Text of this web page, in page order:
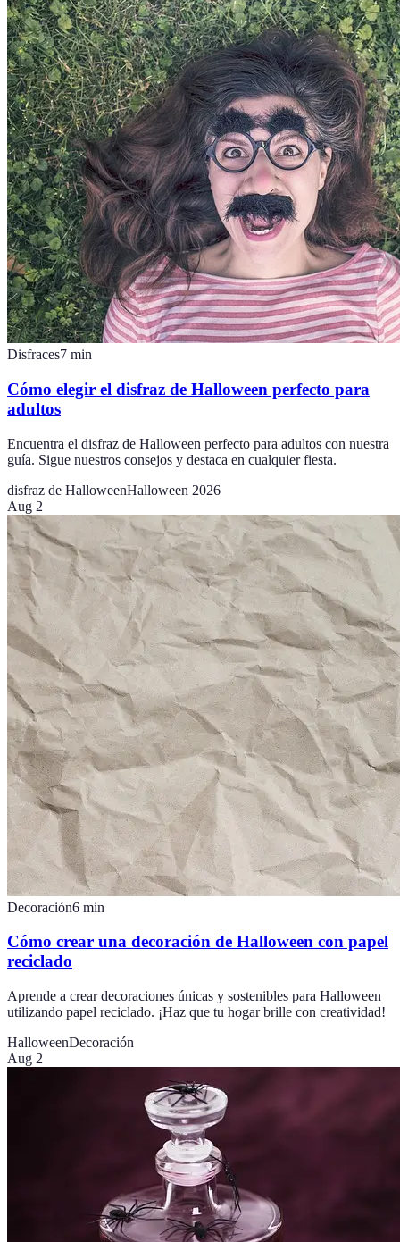
Disfraces7 min
Cómo elegir el disfraz de Halloween perfecto para
adultos
Encuentra el disfraz de Halloween perfecto para adultos con nuestra
guía. Sigue nuestros consejos y destaca en cualquier fiesta.
disfraz de HalloweenHalloween 2026
Aug 2
Decoración6 min
Cómo crear una decoración de Halloween con papel
reciclado
Aprende a crear decoraciones únicas y sostenibles para Halloween
utilizando papel reciclado. ¡Haz que tu hogar brille con creatividad!
HalloweenDecoración
Aug 2